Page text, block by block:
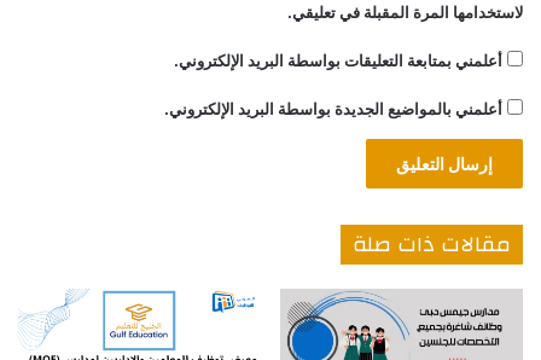
لاستخدامها المرة المقبلة في تعليقي.
أعلمني بمتابعة التعليقات بواسطة البريد الإلكتروني.
أعلمني بالمواضيع الجديدة بواسطة البريد الإلكتروني.
مقالات ذات صلة